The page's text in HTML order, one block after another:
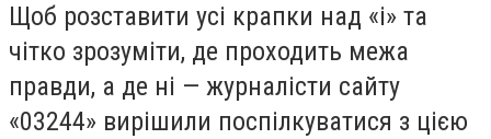
Щоб розставити усі крапки над «і» та
чітко зрозуміти, де проходить межа
правди, а де ні — журналісти сайту
«03244» вирішили поспілкуватися з цією